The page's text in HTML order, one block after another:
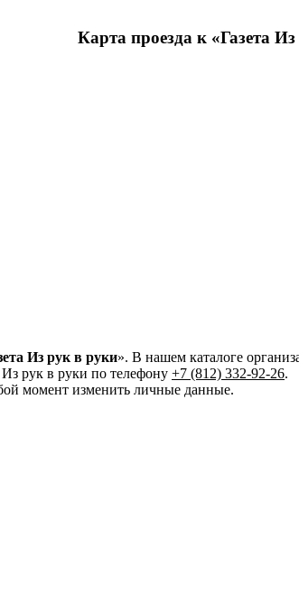
Карта проезда к «Газета
Из рук в руки». В нашем каталоге
рук в руки по телефону +7 (812) 332-92-26.
момент изменить личные данные.